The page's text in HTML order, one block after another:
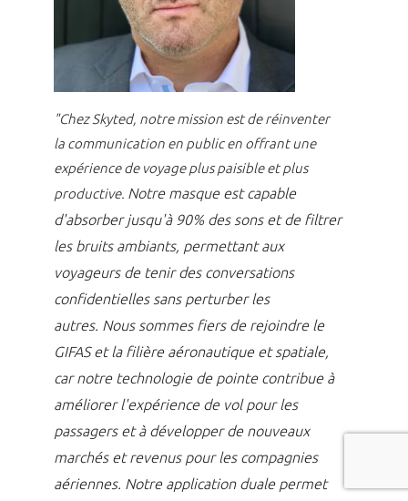
"Chez Skyted, notre mission est de réinventer
la communication en public en offrant une
expérience de voyage plus paisible et plus
productive. Notre masque est capable
d'absorber jusqu'à 90% des sons et de filtrer
les bruits ambiants, permettant aux
voyageurs de tenir des conversations
confidentielles sans perturber les
autres. Nous sommes fiers de rejoindre le
GIFAS et la filière aéronautique et spatiale,
car notre technologie de pointe contribue à
améliorer l'expérience de vol pour les
passagers et à développer de nouveaux
marchés et revenus pour les compagnies
aériennes. Notre application duale permet